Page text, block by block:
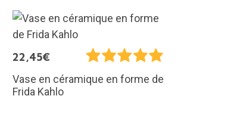
22,45€
Vase en céramique en forme de
Frida Kahlo